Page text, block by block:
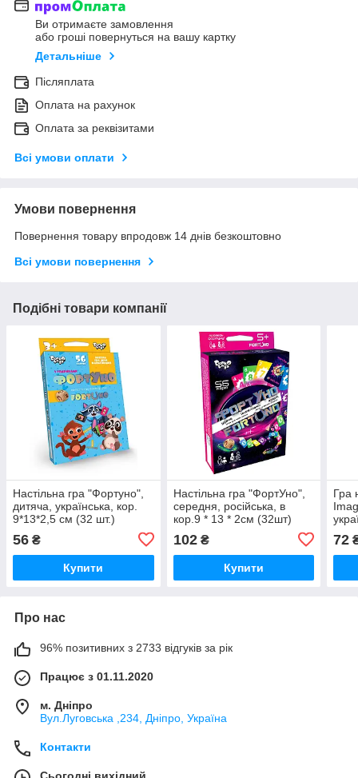
Ви отримаєте замовлення
або гроші повернуться на вашу картку
Детальніше
Післяплата
Оплата на рахунок
Оплата за реквізитами
Всі умови оплати
Умови повернення
Повернення товару впродовж 14 днів безкоштовно
Всі умови повернення
Подібні товари компанії
Настільна гра "Фортуно",
дитяча, українська, кор.
9*13*2,5 см (32 шт.)
56 ₴
Купити
Настільна гра "ФортУно",
середня, російська, в
кор.9 * 13 * 2см (32шт)
102₴
Купити
Гра
72
Про нас
96% позитивних з 2733 відгуків за рік
Працює з 01.11.2020
м. Дніпро
Вул.Луговська ,234, Дніпро, Україна
Контакти